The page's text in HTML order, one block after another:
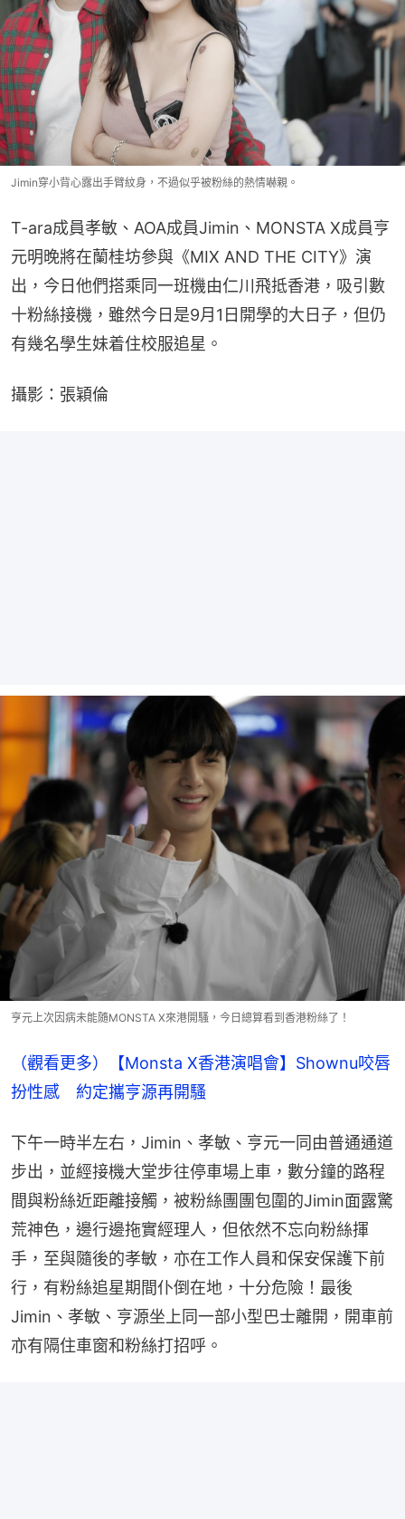
Jimin穿小背心露出手臂紋身，不過似乎被粉絲的熱情嚇親。
T-ara成員孝敏、AOA成員Jimin、MONSTA X成員亨
元明晚將在蘭桂坊參與《MIX AND THE CITY》演
出，今日他們搭乘同一班機由仁川飛抵香港，吸引數
十粉絲接機，雖然今日是9月1日開學的大日子，但仍
有幾名學生妹着住校服追星。
攝影：張穎倫
亨元上次因病未能隨MONSTA X來港開騷，今日總算看到香港粉絲了！
（觀看更多）【Monsta X香港演唱會】Shownu咬唇
扮性感　約定攜亨源再開騷
下午一時半左右，Jimin、孝敏、亨元一同由普通通道
步出，並經接機大堂步往停車場上車，數分鐘的路程
間與粉絲近距離接觸，被粉絲團團包圍的Jimin面露驚
荒神色，邊行邊拖實經理人，但依然不忘向粉絲揮
手，至與隨後的孝敏，亦在工作人員和保安保護下前
行，有粉絲追星期間仆倒在地，十分危險！最後
Jimin、孝敏、亨源坐上同一部小型巴士離開，開車前
亦有隔住車窗和粉絲打招呼。